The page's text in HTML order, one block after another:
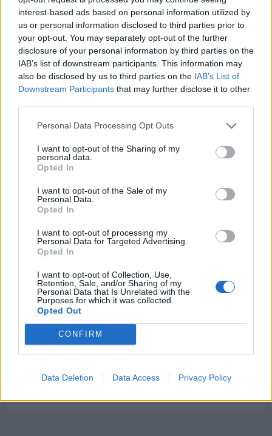
interest-based ads based on personal information utilized by
us or personal information disclosed to third parties prior to
your opt-out. You may separately opt-out of the further
disclosure of your personal information by third parties on the
IAB’s list of downstream participants. This information may
also be disclosed by us to third parties on the IAB’s List of
Downstream Participants that may further disclose it to other
Personal Data Processing Opt Outs
I want to opt-out of the Sharing of my
personal data.
Opted In
I want to opt-out of the Sale of my
Personal Data.
Opted In
I want to opt-out of processing my
Personal Data for Targeted Advertising.
Opted In
I want to opt-out of Collection, Use,
Retention, Sale, and/or Sharing of my
Personal Data that Is Unrelated with the
Purposes for which it was collected.
Opted Out
CONFIRM
Data Deletion Data Access Privacy Policy
Noticias y actualidad sobre Días
Internacionales
Onomástica. Todos los santos
Semanas Internacionales
Años Internacionales
Qué se celebra el día de mi cumpleaños
Eventos internacionales de cultura
Los mejores canales de Youtube según
Crea una cuenta atrás para el evento que
quieras
¿Qué día crearías tu?
Calendarios
Calendario Laboral por municipios
(España)
Calendario Laboral (España) 2026
Calendario Astronómico de 2026
Calendario de Días Internacionales de